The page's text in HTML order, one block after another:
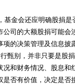
金会还应明确股捐是
公司的大额股捐可能会
的决策管理及信息披
甄别，并非只要是股
况和财务情况、股息和
是否有价值，决定是否